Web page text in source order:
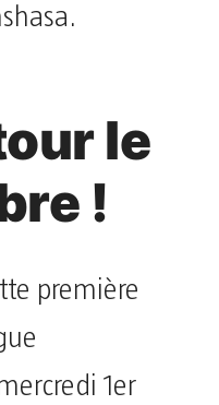
le
!
première
1er